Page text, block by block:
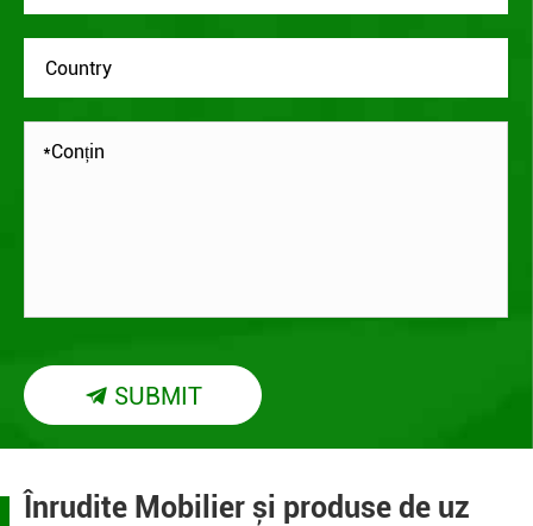
 SUBMIT
Înrudite Mobilier și produse de uz